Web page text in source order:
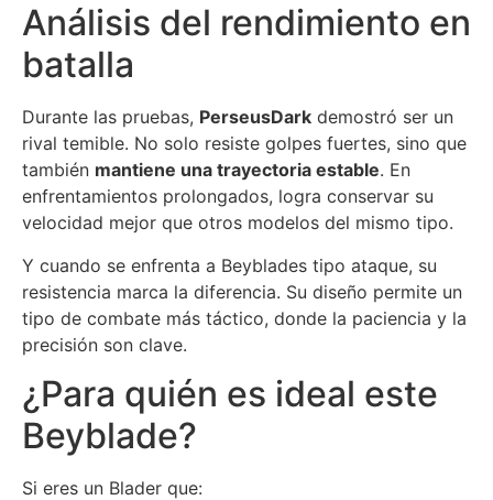
Análisis del rendimiento en
batalla
Durante las pruebas, PerseusDark demostró ser un
rival temible. No solo resiste golpes fuertes, sino que
también mantiene una trayectoria estable. En
enfrentamientos prolongados, logra conservar su
velocidad mejor que otros modelos del mismo tipo.
Y cuando se enfrenta a Beyblades tipo ataque, su
resistencia marca la diferencia. Su diseño permite un
tipo de combate más táctico, donde la paciencia y la
precisión son clave.
¿Para quién es ideal este
Beyblade?
Si eres un Blader que: